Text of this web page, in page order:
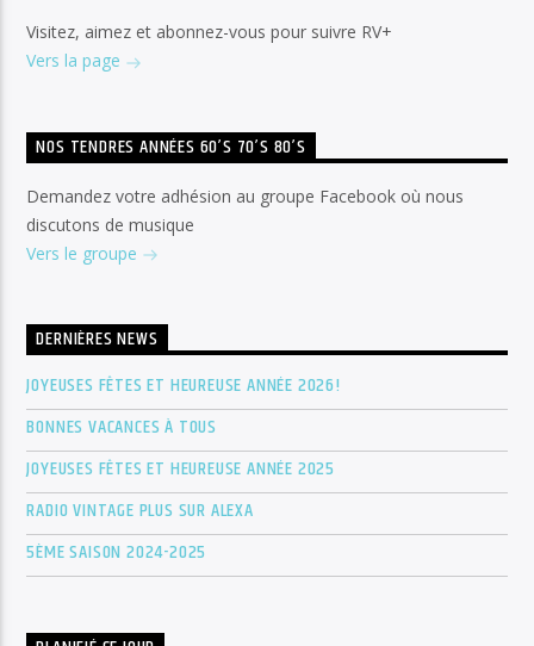
Visitez, aimez et abonnez-vous pour suivre RV+
Vers la page
NOS TENDRES ANNÉES 60’S 70’S 80’S
Demandez votre adhésion au groupe Facebook où nous
discutons de musique
Vers le groupe
DERNIÈRES NEWS
JOYEUSES FÊTES ET HEUREUSE ANNÉE 2026!
BONNES VACANCES À TOUS
JOYEUSES FÊTES ET HEUREUSE ANNÉE 2025
RADIO VINTAGE PLUS SUR ALEXA
5ÈME SAISON 2024-2025